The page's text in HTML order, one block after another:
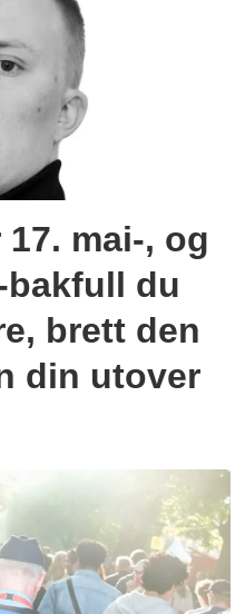
mai-, og
bakfull du
brett den
din utover